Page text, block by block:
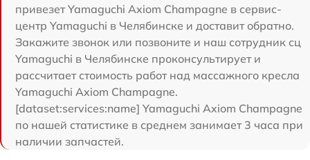
привезет Yamaguchi Axiom Champagne в сервис-
центр Yamaguchi в Челябинске и доставит обратно.
Закажите звонок или позвоните и наш сотрудник сц
Yamaguchi в Челябинске проконсультирует и
рассчитает стоимость работ над массажного кресла
Yamaguchi Axiom Champagne.
[dataset:services:name] Yamaguchi Axiom Champagne
по нашей статистике в среднем занимает 3 часа при
наличии запчастей.